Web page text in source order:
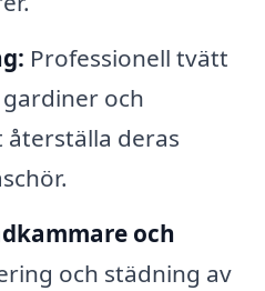
Professionell tvätt
och
deras
och
och städning av